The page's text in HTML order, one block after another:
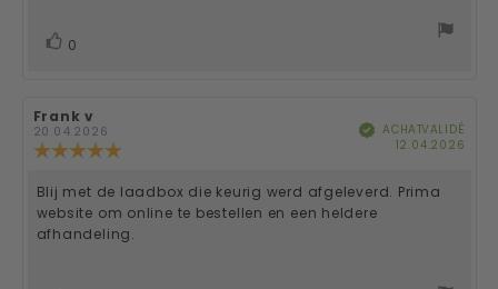
l'évaluation:
Vote
0
Auteur
de
l'évaluation:
Frank v
l'évaluation:
20.04.2026
Note
l'évaluation
:
5.0
étoiles
VérifiéACHAT VALIDÉ
12.04.2026
Texte
de
Blij met de laadbox die keurig werd afgeleverd. Prima
website om online te bestellen en een heldere
afhandeling.